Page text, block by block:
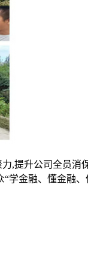
提升公司全员消
学金融、懂金融、